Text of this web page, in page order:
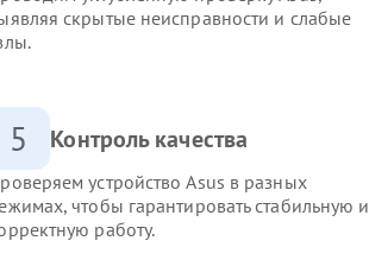
скрытые неисправности и слабые
5 Контроль качества
устройство Asus в разных
чтобы гарантировать стабильную и
работу.